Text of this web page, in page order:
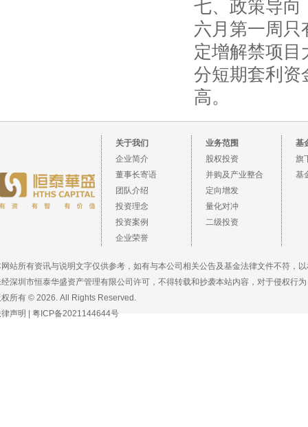
七、政策导向
六月第一周只
定增解禁项
分短期套利资
高。
关于我们
企业简介
董事长寄语
团队介绍
投资理念
投资案例
企业荣誉
业务范围
股权投资
并购及产业整合
定向增发
量化对冲
二级投资
基
旗
基
站所有资讯与说明文字仅供参考，如有与本公司相关公告及基金法律文件不符，
深圳市恒泰华盛资产管理有限公司许可，不得转载和抄袭本站内容，对于侵权行
权所有 © 2026. All Rights Reserved.
声明
粤ICP备2021144644号